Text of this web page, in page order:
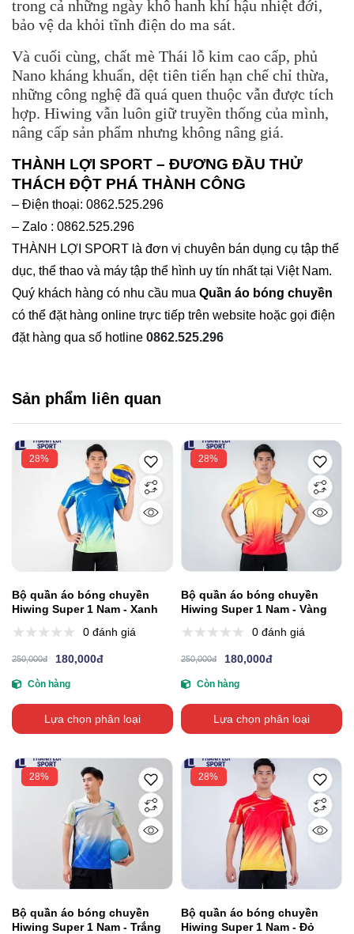
trong cả những ngày khô hanh khí hậu nhiệt đới,
bảo vệ da khỏi tĩnh điện do ma sát.
Và cuối cùng, chất mè Thái lỗ kim cao cấp, phủ
Nano kháng khuẩn, dệt tiên tiến hạn chế chỉ thừa,
những công nghệ đã quá quen thuộc vẫn được tích
hợp. Hiwing vẫn luôn giữ truyền thống của mình,
nâng cấp sản phẩm nhưng không nâng giá.
THÀNH LỢI SPORT – ĐƯƠNG ĐẦU THỬ
THÁCH ĐỘT PHÁ THÀNH CÔNG
– Điện thoại: 0862.525.296
– Zalo : 0862.525.296
THÀNH LỢI SPORT là đơn vị chuyên bán dụng cụ tập thể
dục, thể thao và máy tập thể hình uy tín nhất tại Việt Nam.
Quý khách hàng có nhu cầu mua Quần áo bóng chuyền
có thể đặt hàng online trực tiếp trên website hoặc gọi điện
đặt hàng qua số hotline 0862.525.296
Sản phẩm liên quan
28%
Bộ quần áo bóng chuyền
Hiwing Super 1 Nam - Xanh
0 đánh giá
250,000đ 180,000đ
Còn hàng
Lựa chọn phân loại
28%
Bộ quần áo bóng chuyền
Hiwing Super 1 Nam - Vàng
0 đánh giá
250,000đ 180,000đ
Còn hàng
Lựa chọn phân loại
28%
Bộ quần áo bóng chuyền
Hiwing Super 1 Nam - Trắng
28%
Bộ quần áo bóng chuyền
Hiwing Super 1 Nam - Đỏ